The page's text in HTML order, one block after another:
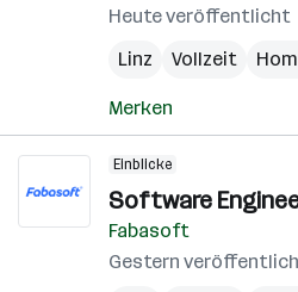
Heute veröffentlicht
Linz
Vollzeit
Merken
Einblicke
Software
Fabasoft
Gestern